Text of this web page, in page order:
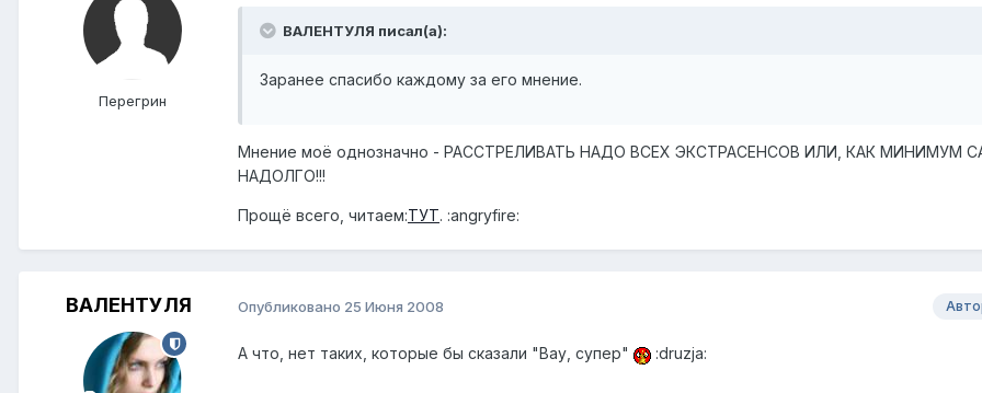
Перегрин
ВАЛЕНТУЛЯ писал(а):
Заранее спасибо каждому за его мнение.
Мнение моё однозначно - РАССТРЕЛИВАТЬ НАДО ВСЕХ ЭКСТРАСЕНСОВ ИЛИ, КАК МИНИМУМ
НАДОЛГО!!!
Прощё всего, читаем:ТУТ. :angryfire:
ВАЛЕНТУЛЯ Опубликовано 25 Июня 2008
А что, нет таких, которые бы сказали "Вау, супер" :druzja: